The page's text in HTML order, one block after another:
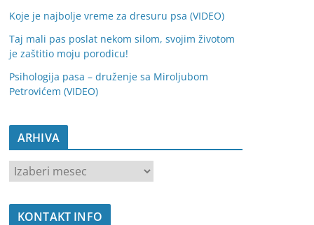
Koje je najbolje vreme za dresuru psa (VIDEO)
Taj mali pas poslat nekom silom, svojim životom
je zaštitio moju porodicu!
Psihologija pasa – druženje sa Miroljubom
Petrovićem (VIDEO)
ARHIVA
R
H
KONTAKT INFO